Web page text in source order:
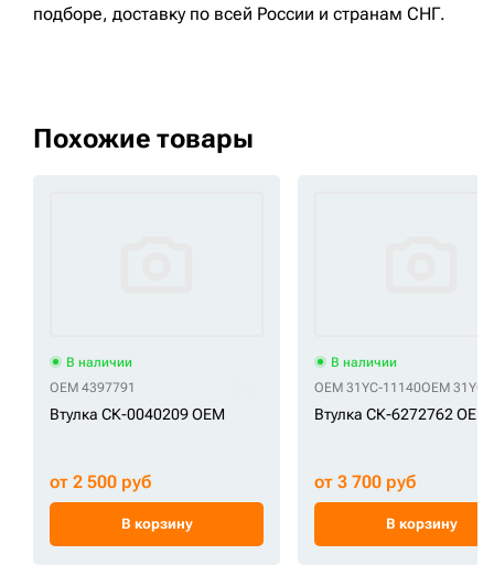
подборе, доставку по всей России и странам СНГ.
Похожие товары
В наличии
OEM 4397791
Втулка СК-0040209 OEM
от 2 500 руб
В корзину
В наличии
OEM 31YC-11140OEM
Втулка СК-6272762 OEM
от 3 700 руб
В корзину